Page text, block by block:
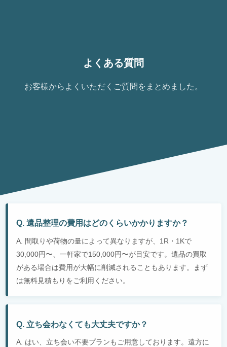
よくある質問
お客様からよくいただくご質問をまとめました。
Q. 遺品整理の費用はどのくらいかかりますか？
A. 間取りや荷物の量によって異なりますが、1R・1Kで
30,000円〜、一軒家で150,000円〜が目安です。遺品の買取
がある場合は費用が大幅に削減されることもあります。まず
は無料見積もりをご利用ください。
Q. 立ち会わなくても大丈夫ですか？
A. はい、立ち会い不要プランもご用意しております。遠方に